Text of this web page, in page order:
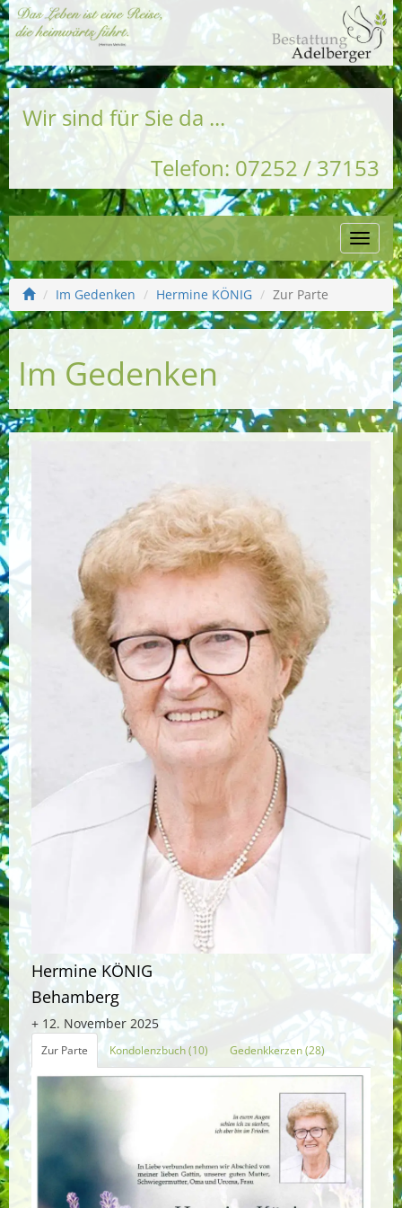
Wir sind für Sie da ...
Telefon: 07252 / 37153
Im Gedenken Hermine KÖNIG Zur Parte
Im Gedenken
Hermine KÖNIG
Behamberg
+ 12. November 2025
Zur Parte Kondolenzbuch (10) Gedenkkerzen (28)